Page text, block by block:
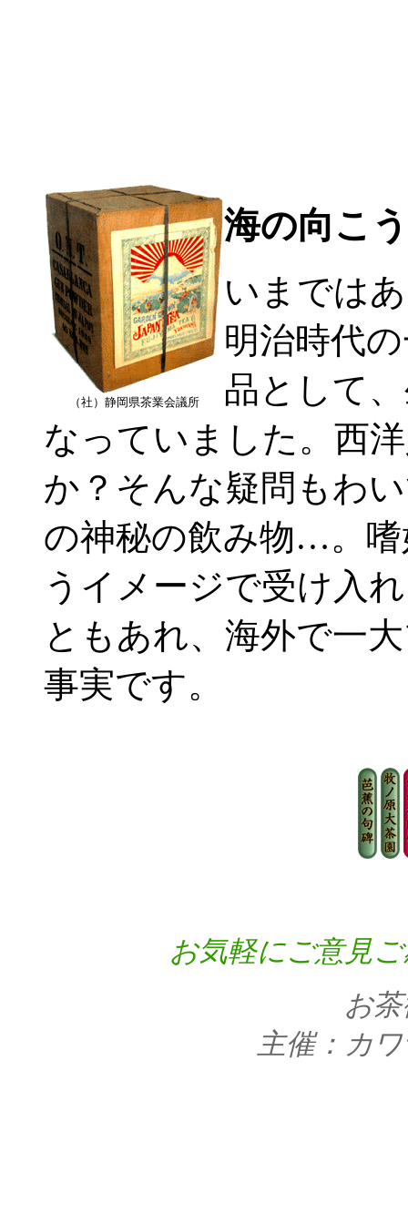
（社）静岡県茶業会議所
海の向こ
いまでは
明治時代
品として
なっていました。西
か？そんな疑問もわ
の神秘の飲み物…。
うイメージで受け入
ともあれ、海外で一
事実です。
お気軽にご意見
お
主催：カ